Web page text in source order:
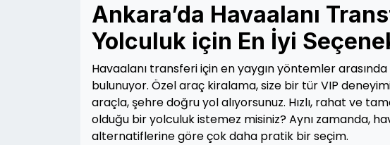
Ankara’da Havaalanı
Yolculuk için En İyi
Havaalanı transferi için en yaygın yöntemler
bulunuyor. Özel araç kiralama, size bir tür VIP
araçla, şehre doğru yol alıyorsunuz. Hızlı, rahat ve
olduğu bir yolculuk istemez misiniz? Aynı zamanda,
alternatiflerine göre çok daha pratik bir seçim.